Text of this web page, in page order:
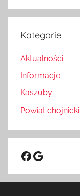
Kategorie
Aktualności
Informacje
Kaszuby
Powiat chojnicki
Facebook
Google